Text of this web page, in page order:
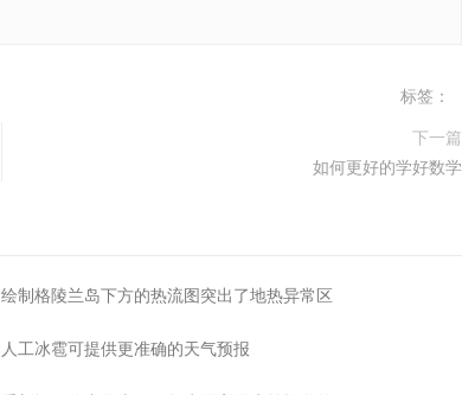
标签：
下一篇
如何更好的学好数学
绘制格陵兰岛下方的热流图突出了地热异常区
人工冰雹可提供更准确的天气预报